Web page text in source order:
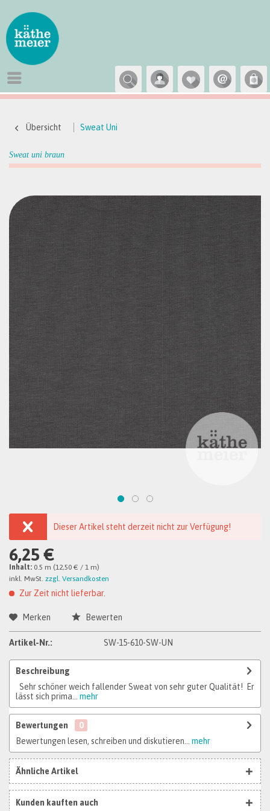
Übersicht Sweat Uni
Sweat uni braun
Dieser Artikel steht derzeit nicht zur Verfügung!
6,25 €
Inhalt: 0.5 m (12,50 € / 1 m)
inkl. MwSt. zzgl. Versandkosten
Zur Zeit nicht lieferbar.
Merken Bewerten
Artikel-Nr.: SW-15-610-SW-UN
Beschreibung
Sehr schöner weich fallender Sweat von sehr guter Qualität! Er
lässt sich prima...
mehr
Bewertungen
0
Bewertungen lesen, schreiben und diskutieren...
mehr
Ähnliche Artikel
Kunden kauften auch